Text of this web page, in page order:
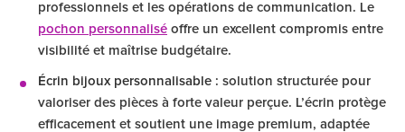
professionnels et les opérations de communication. Le
pochon personnalisé offre un excellent compromis entre
visibilité et maîtrise budgétaire.
Écrin bijoux personnalisable : solution structurée pour
valoriser des pièces à forte valeur perçue. L’écrin protège
efficacement et soutient une image premium, adaptée